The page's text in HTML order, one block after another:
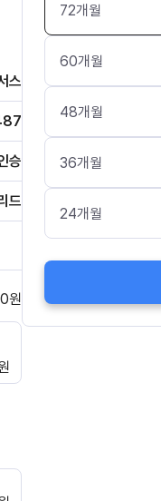
스
승
드
0원
72개월
60개월
48개월
36개월
24개월